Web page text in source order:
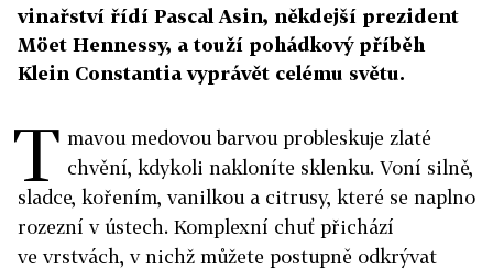
vinařství řídí Pascal Asin, někdejší prezident
Möet Hennessy, a touží pohádkový příběh
Klein Constantia vyprávět celému světu.
T mavou medovou barvou probleskuje zlaté
chvění, kdykoli nakloníte sklenku. Voní silně,
sladce, kořením, vanilkou a citrusy, které se naplno
rozezní v ústech. Komplexní chuť přichází
ve vrstvách, v nichž můžete postupně odkrývat